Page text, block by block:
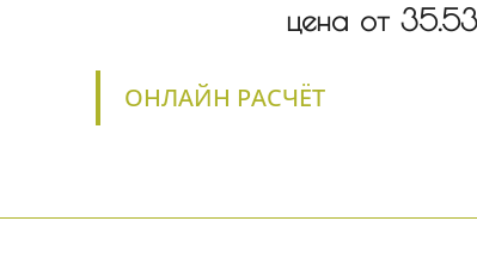
цена от
ОНЛАЙН РАСЧЁТ